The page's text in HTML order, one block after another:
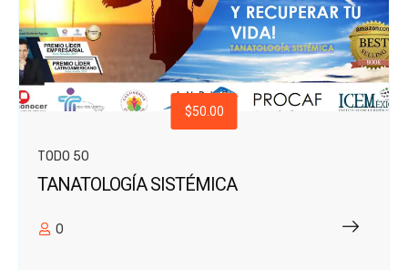
$50.00
TODO 50
TANATOLOGÍA SISTÉMICA
0